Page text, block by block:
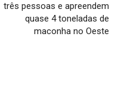
três pessoas e apreendem
quase 4 toneladas de
maconha no Oeste